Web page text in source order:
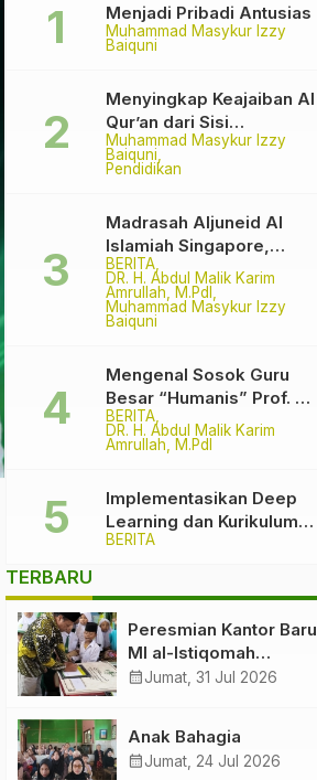
Muhammad Masykur Izzy
Baiquni
Menjadi Pribadi Antusias
Muhammad Masykur Izzy
Baiquni
Pendidikan
Menyingkap Keajaiban Al
Qur’an dari Sisi
Matematika
BERITA
DR. H. Abdul Malik Karim
Amrullah, M.PdI
Muhammad Masykur Izzy
Baiquni
Madrasah Aljuneid Al
Islamiah Singapore,
Among The Pioneer
Madrasah
BERITA
DR. H. Abdul Malik Karim
Amrullah, M.PdI
Mengenal Sosok Guru
Besar “Humanis” Prof. Dr.
H. Syamsul Hadi, M.Pd.,
M.Ed.
BERITA
Implementasikan Deep
Learning dan Kurikulum
Cinta, Komitmen Ma’arif
Melawan Intoleransi dan
Bullying
TERBARU
Peresmian Kantor Baru
MI al-Istiqomah
Sumbersuko Tajinan.
Bersama untuk
Mencetak Generasi
calendar_monthJumat, 31 Jul 2026
Anak Bahagia
calendar_monthJumat, 24 Jul 2026